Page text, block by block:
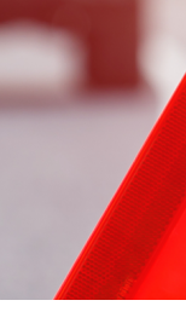
このページは現在利
せん
Pagina non
الصفحة غير متوفرة